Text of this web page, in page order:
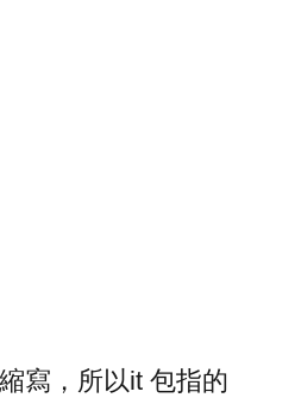
寫，所以it 包指的